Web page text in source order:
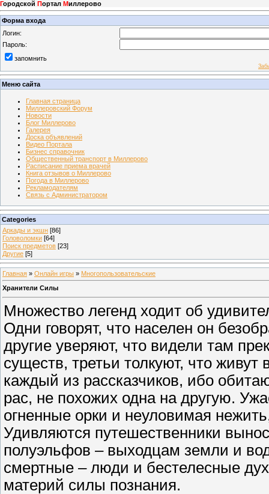
Городской Портал Миллерово
Форма входа
Логин:
Пароль:
запомнить
Меню сайта
Главная страница
Миллеровский Форум
Новости
Блог Миллерово
Галерея
Доска объявлений
Видео Портала
Бизнес справочник
Общественный транспорт в Миллерово
Расписание приема врачей
Книга отзывов о Миллерово
Погода в Миллерово
Рекламодателям
Связь с Администратором
Categories
Аркады и экшн [86]
Головоломки [64]
Поиск предметов [23]
Другие [5]
Главная » Онлайн игры » Многопользовательские
Хранители Силы
Множество легенд ходит об
Одни говорят, что населен он
другие уверяют, что видели там
существ, третьи толкуют, что
каждый из рассказчиков, ибо
рас, не похожих одна на другую.
огненные орки и неуловимая
Удивляются путешественники
полуэльфов – выходцам земли и
смертные – люди и бестелесные
материй силы познания.